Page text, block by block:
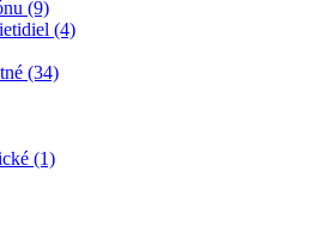
(9)
(4)
(34)
(1)